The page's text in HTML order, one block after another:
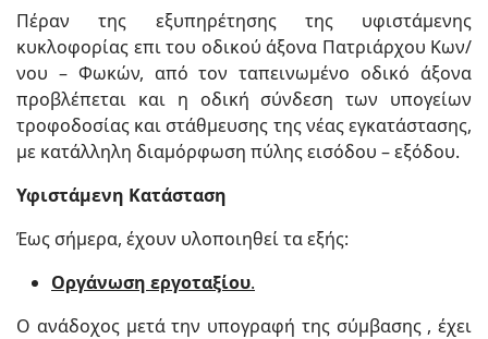
Πέραν της εξυπηρέτησης της υφιστάμενης
κυκλοφορίας επι του οδικού άξονα Πατριάρχου Κων/
νου – Φωκών, από τον ταπεινωμένο οδικό άξονα
προβλέπεται και η οδική σύνδεση των υπογείων
τροφοδοσίας και στάθμευσης της νέας εγκατάστασης,
με κατάλληλη διαμόρφωση πύλης εισόδου – εξόδου.
Υφιστάμενη Κατάσταση
Έως σήμερα, έχουν υλοποιηθεί τα εξής:
Οργάνωση εργοταξίου.
Ο ανάδοχος μετά την υπογραφή της σύμβασης , έχει